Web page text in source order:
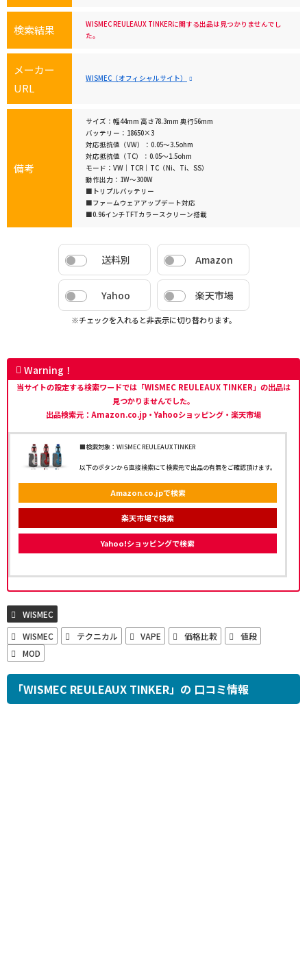
検索結果
WISMEC REULEAUX TINKERに関する出品は見つかりませんでし
た。
メーカー
URL
WISMEC（オフィシャルサイト）
備考
サイズ：幅44mm 高さ78.3mm 奥行56mm
バッテリー：18650×3
対応抵抗値（VW）：0.05～3.5ohm
対応抵抗値（TC）：0.05～1.5ohm
モード：VW｜TCR｜TC（Ni、Ti、SS）
動作出力：1W～300W
■トリプルバッテリー
■ファームウェアアップデート対応
■0.96インチTFTカラースクリーン搭載
送料別 Amazon
Yahoo 楽天市場
※チェックを入れると非表示に切り替わります。
Warning！
当サイトの設定する検索ワードでは「WISMEC REULEAUX TINKER」の出品は
見つかりませんでした。
出品検索元：Amazon.co.jp・Yahooショッピング・楽天市場
■検索対象：WISMEC REULEAUX TINKER
以下のボタンから直接検索にて検索元で出品の有無をご確認頂けます。
Amazon.co.jpで検索
楽天市場で検索
Yahoo!ショッピングで検索
WISMEC
WISMEC
テクニカル VAPE 価格比較
値段
MOD
「WISMEC REULEAUX TINKER」の 口コミ情報